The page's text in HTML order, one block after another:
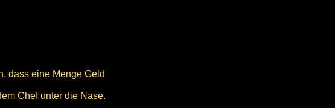
dass eine Menge Geld
Chef unter die Nase.